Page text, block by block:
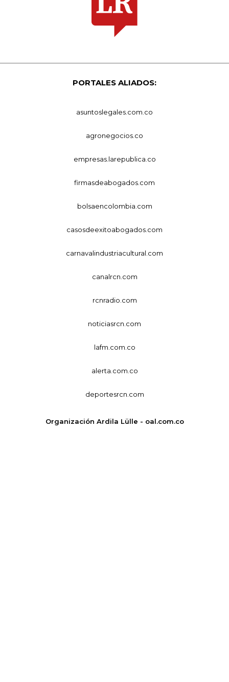
PORTALES ALIADOS:
asuntoslegales.com.co
agronegocios.co
empresas.larepublica.co
firmasdeabogados.com
bolsaencolombia.com
casosdeexitoabogados.com
carnavalindustriacultural.com
canalrcn.com
rcnradio.com
noticiasrcn.com
lafm.com.co
alerta.com.co
deportesrcn.com
Organización Ardila Lülle - oal.com.co